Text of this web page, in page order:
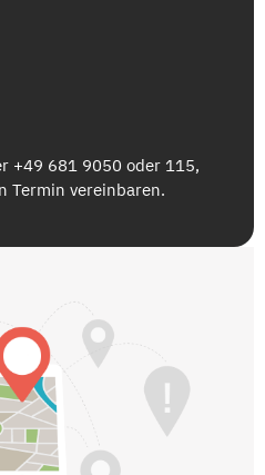
+49 681 9050 oder 115,
Termin vereinbaren.